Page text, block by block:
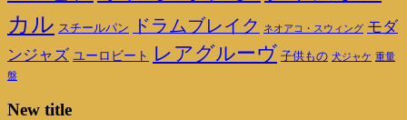
カル スチールパン ドラムブレイク ネオアコ・スウィング モダ
ンジャズ ユーロビート レアグルーヴ 子供もの 犬ジャケ 重量
盤
New title